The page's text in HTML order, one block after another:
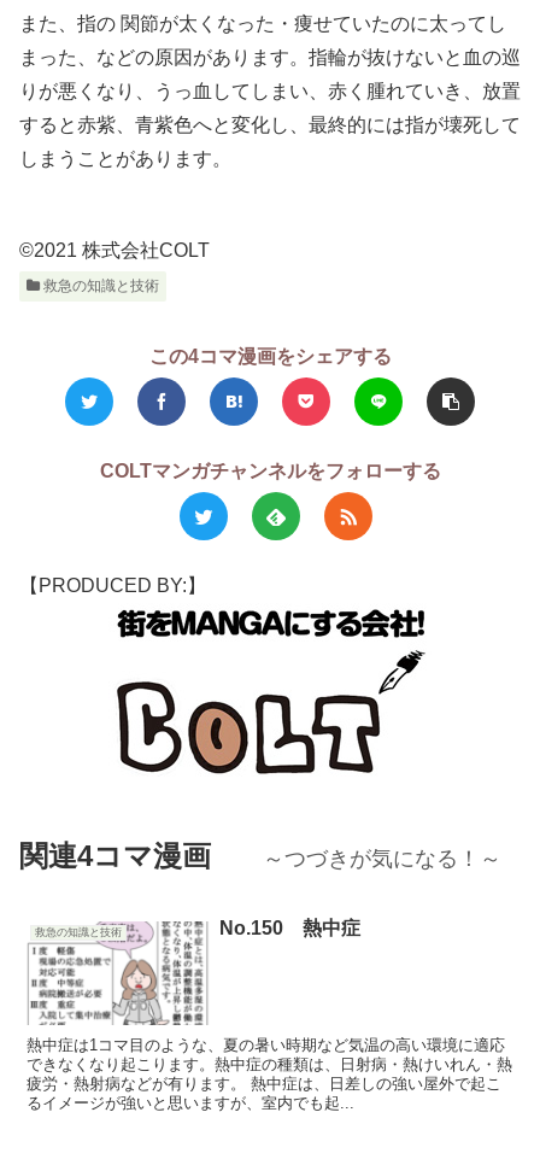
また、指の 関節が太くなった・痩せていたのに太ってし
まった、などの原因があります。指輪が抜けないと血の巡
りが悪くなり、うっ血してしまい、赤く腫れていき、放置
すると赤紫、青紫色へと変化し、最終的には指が壊死して
しまうことがあります。
©2021 株式会社COLT
救急の知識と技術
この4コマ漫画をシェアする
COLTマンガチャンネルをフォローする
【PRODUCED BY:】
関連4コマ漫画 ～つづきが気になる！～
救急の知識と技術 No.150 熱中症
熱中症は1コマ目のような、夏の暑い時期など気温の高い環境に適応
できなくなり起こります。熱中症の種類は、日射病・熱けいれん・熱
疲労・熱射病などが有ります。 熱中症は、日差しの強い屋外で起こ
るイメージが強いと思いますが、室内でも起...